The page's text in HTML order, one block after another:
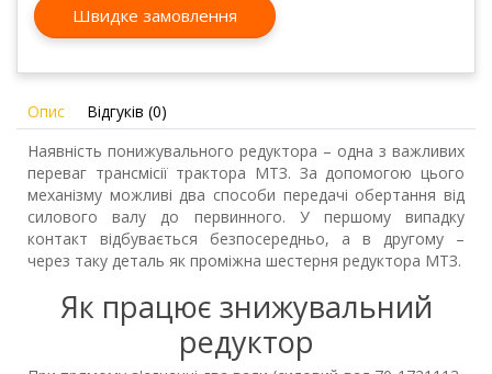
Швидке замовлення
Опис
Відгуків (0)
Наявність понижувального редуктора – одна з важливих
переваг трансмісії трактора МТЗ. За допомогою цього
механізму можливі два способи передачі обертання від
силового валу до первинного. У першому випадку
контакт відбувається безпосередньо, а в другому –
через таку деталь як проміжна шестерня редуктора МТЗ.
Як працює знижувальний
редуктор